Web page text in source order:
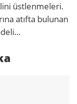
üstlenmeleri.
atıfta bulunan